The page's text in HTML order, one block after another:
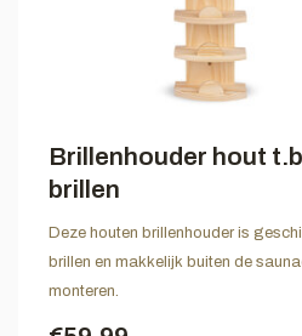
Brillenhouder hout
brillen
Deze houten brillenhouder is
brillen en makkelijk buiten de
monteren.